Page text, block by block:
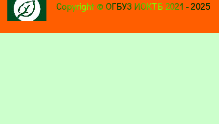
Copyright © ОГБУЗ ИОКТБ 2021 - 2025